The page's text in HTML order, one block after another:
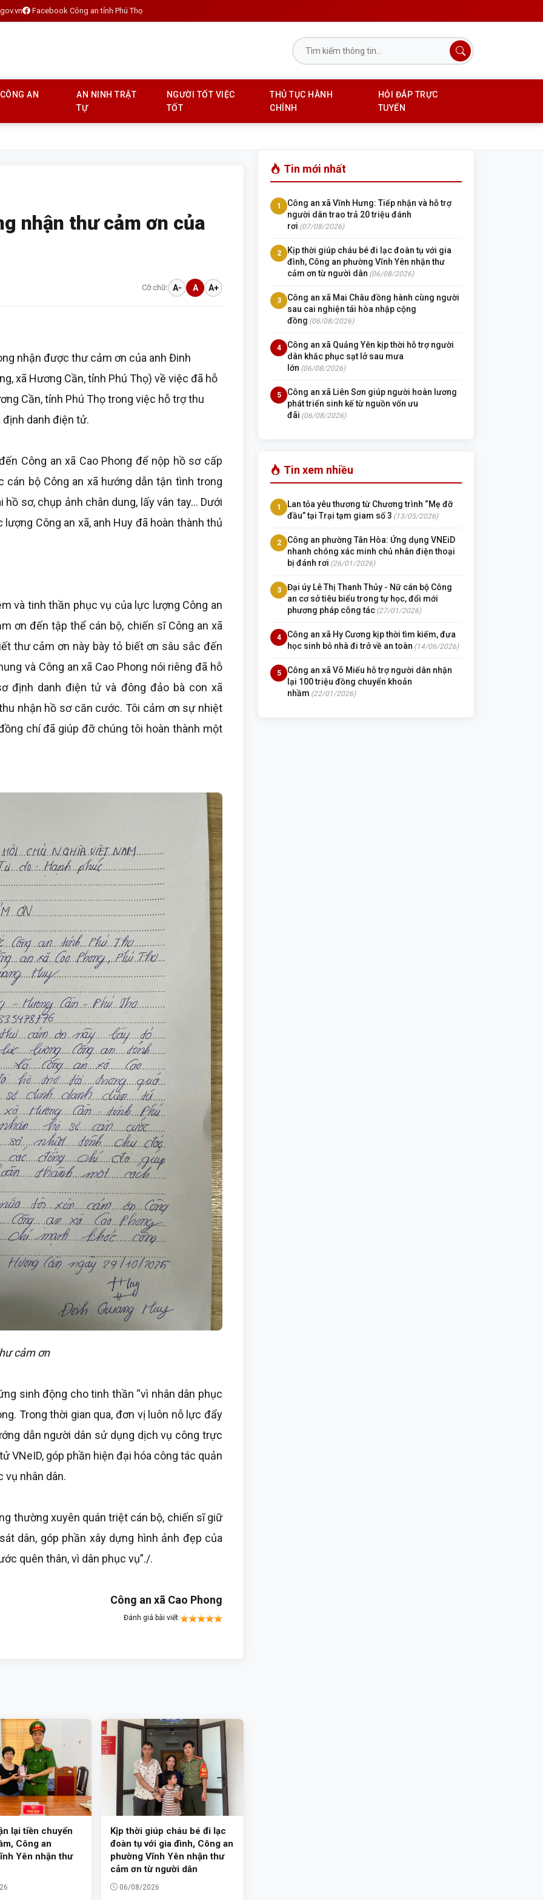
Facebook Công an tỉnh Phú Thọ
AN
AN NINH TRẬT
TỰ
NGƯỜI TỐT VIỆC
TỐT
THỦ TỤC HÀNH
CHÍNH
HỎI ĐÁP TRỰC
TUYẾN
nhận thư cảm ơn của
Cỡ chữ: A- A A+
nhận được thư cảm ơn của anh Đinh
xã Hương Cần, tỉnh Phú Thọ) về việc đã hỗ
Cần, tỉnh Phú Thọ trong việc hỗ trợ thu
danh điện tử.
Công an xã Cao Phong để nộp hồ sơ cấp
bộ Công an xã hướng dẫn tận tình trong
sơ, chụp ảnh chân dung, lấy vân tay... Dưới
Công an xã, anh Huy đã hoàn thành thủ
và tinh thần phục vụ của lực lượng Công an
ơn đến tập thể cán bộ, chiến sĩ Công an xã
thư cảm ơn này bày tỏ biết ơn sâu sắc đến
và Công an xã Cao Phong nói riêng đã hỗ
định danh điện tử và đông đảo bà con xã
nhận hồ sơ căn cước. Tôi cảm ơn sự nhiệt
chí đã giúp đỡ chúng tôi hoàn thành một
cảm ơn
sinh động cho tinh thần “vì nhân dân phục
Trong thời gian qua, đơn vị luôn nỗ lực đẩy
dẫn người dân sử dụng dịch vụ công trực
VNeID, góp phần hiện đại hóa công tác quản
vụ nhân dân.
thường xuyên quán triệt cán bộ, chiến sĩ giữ
dân, góp phần xây dựng hình ảnh đẹp của
quên thân, vì dân phục vụ”./.
Công an xã Cao Phong
Đánh giá bài viết:
lại tiền chuyển
Công an
Yên nhận thư
Kịp thời giúp cháu bé đi lạc
đoàn tụ với gia đình, Công an
phường Vĩnh Yên nhận thư
cảm ơn từ người dân
06/08/2026
Tin mới nhất
1
Công an xã Vĩnh Hưng: Tiếp nhận và hỗ trợ
người dân trao trả 20 triệu đánh
rơi (07/08/2026)
2
Kịp thời giúp cháu bé đi lạc đoàn tụ với gia
đình, Công an phường Vĩnh Yên nhận thư
cảm ơn từ người dân (06/08/2026)
3
Công an xã Mai Châu đồng hành cùng người
sau cai nghiện tái hòa nhập cộng
đồng (06/08/2026)
4
Công an xã Quảng Yên kịp thời hỗ trợ người
dân khắc phục sạt lở sau mưa
lớn (06/08/2026)
5
Công an xã Liên Sơn giúp người hoàn lương
phát triển sinh kế từ nguồn vốn ưu
đãi (06/08/2026)
Tin xem nhiều
1
Lan tỏa yêu thương từ Chương trình “Mẹ đỡ
đầu” tại Trại tạm giam số 3 (13/05/2026)
2
Công an phường Tân Hòa: Ứng dụng VNEiD
nhanh chóng xác minh chủ nhân điện thoại
bị đánh rơi (26/01/2026)
3
Đại úy Lê Thị Thanh Thủy - Nữ cán bộ Công
an cơ sở tiêu biểu trong tự học, đổi mới
phương pháp công tác (27/01/2026)
4
Công an xã Hy Cương kịp thời tìm kiếm, đưa
học sinh bỏ nhà đi trở về an toàn (14/06/2026)
5
Công an xã Võ Miếu hỗ trợ người dân nhận
lại 100 triệu đồng chuyển khoản
nhầm (22/01/2026)